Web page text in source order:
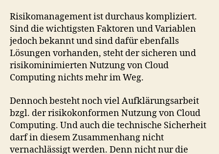
Risikomanagement ist durchaus kompliziert.
Sind die wichtigsten Faktoren und Variablen
jedoch bekannt und sind dafür ebenfalls
Lösungen vorhanden, steht der sicheren und
risikominimierten Nutzung von Cloud
Computing nichts mehr im Weg.
Dennoch besteht noch viel Aufklärungsarbeit
bzgl. der risikokonformen Nutzung von Cloud
Computing. Und auch die technische Sicherheit
darf in diesem Zusammenhang nicht
vernachlässigt werden. Denn nicht nur die